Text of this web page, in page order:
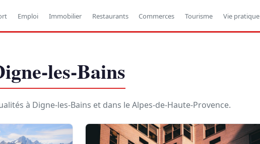
Emploi Immobilier Restaurants Commerces Tourisme Vie pratique
les-Bains
à Digne-les-Bains et dans le Alpes-de-Haute-Provence.